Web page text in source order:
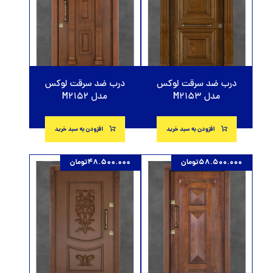
درب ضد سرقت لوکس
مدل M2153
افزودن به سبد خرید
درب ضد سرقت لوکس
مدل M2152
افزودن به سبد خرید
58.500.000تومان 48.500.000تومان